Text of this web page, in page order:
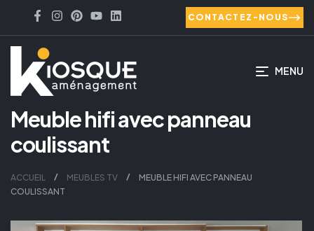
CONTACTEZ-NOUS
MENU
Meuble hifi avec panneau
coulissant
ACCUEIL MEUBLES TV
MEUBLE HIFI AVEC PANNEAU
COULISSANT